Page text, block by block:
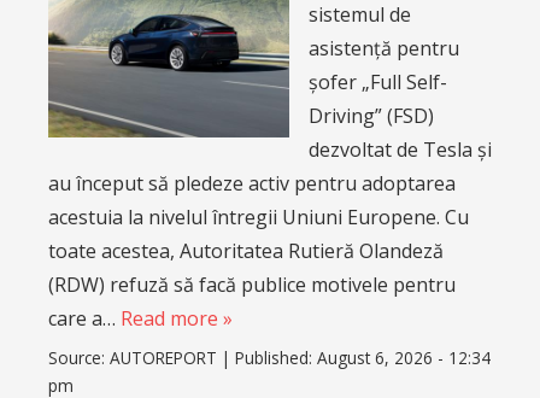
sistemul de
asistență pentru
șofer „Full Self-
Driving” (FSD)
dezvoltat de Tesla și
au început să pledeze activ pentru adoptarea
acestuia la nivelul întregii Uniuni Europene. Cu
toate acestea, Autoritatea Rutieră Olandeză
(RDW) refuză să facă publice motivele pentru
care a… Read more »
Source: AUTOREPORT | Published: August 6, 2026 - 12:34
pm